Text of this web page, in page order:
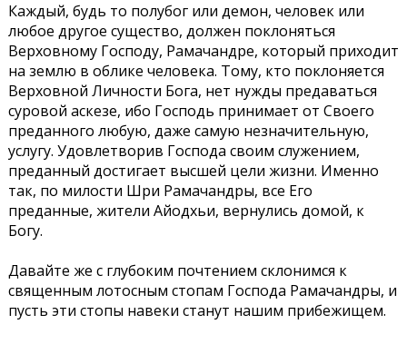
Каждый, будь то полубог или демон, человек или
любое другое существо, должен поклоняться
Верховному Господу, Рамачандре, который приходит
на землю в облике человека. Тому, кто поклоняется
Верховной Личности Бога, нет нужды предаваться
суровой аскезе, ибо Господь принимает от Своего
преданного любую, даже самую незначительную,
услугу. Удовлетворив Господа своим служением,
преданный достигает высшей цели жизни. Именно
так, по милости Шри Рамачандры, все Его
преданные, жители Айодхьи, вернулись домой, к
Богу.
Давайте же с глубоким почтением склонимся к
священным лотосным стопам Господа Рамачандры, и
пусть эти стопы навеки станут нашим прибежищем.